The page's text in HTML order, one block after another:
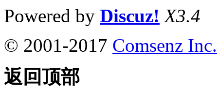
Powered by Discuz! X3.4
© 2001-2017 Comsenz Inc.
返回顶部